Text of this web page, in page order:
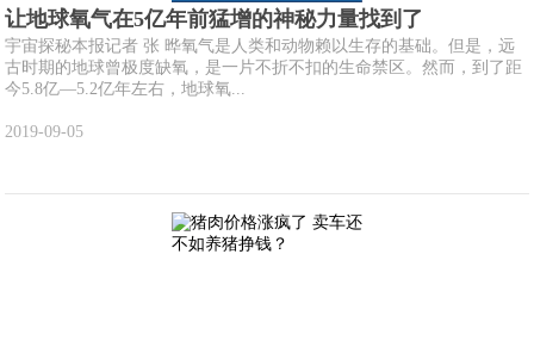
让地球氧气在5亿年前猛增的神秘力量找到了
宇宙探秘本报记者 张 晔氧气是人类和动物赖以生存的基础。但是，远
古时期的地球曾极度缺氧，是一片不折不扣的生命禁区。然而，到了距
今5.8亿—5.2亿年左右，地球氧...
2019-09-05